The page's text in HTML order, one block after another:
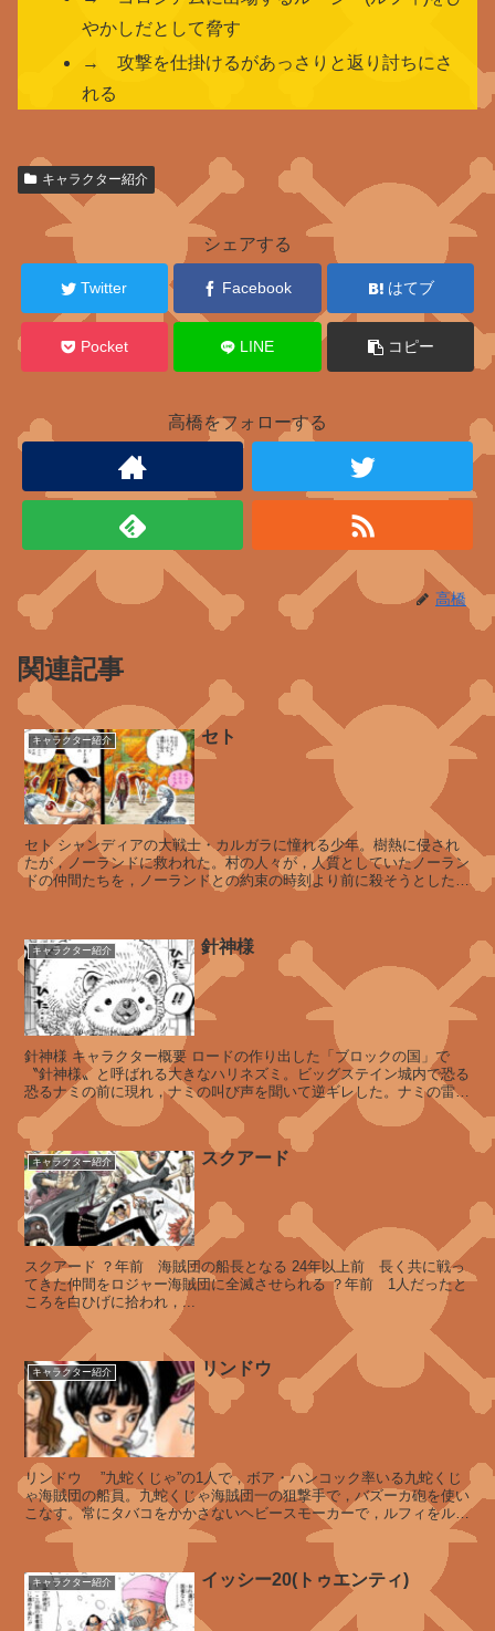
やかしだとして脅す
→ 攻撃を仕掛けるがあっさりと返り討ちにさ
れる
関
連
ー
リ
ー
ロ
ア
ル
ー
シ
ー
レ
ベ
ッ
カ
キ
ャ
ベ
デ
ィ
ュ
ス
レ
イ
マ
バ
ト
ロ
メ
ガ
キャラクター紹介
シェアする
Twitter Facebook はてブ
Pocket LINE コピー
高橋をフォローする
高橋
関連記事
キャラクター紹介 セト
セト シャンディアの大戦士・カルガラに憧れる少年。樹熱に侵され
たが，ノーランドに救われた。村の人々が，人質としていたノーラン
ドの仲間たちを，ノーランドとの約束の時刻より前に殺そうとしたの
キャラクター紹介 針神様
針神様 キャラクター概要 ロードの作り出した「ブロックの国」で
〝針神様〟と呼ばれる大きなハリネズミ。ビッグステイン城内で恐る
恐るナミの前に現れ，ナミの叫び声を聞いて逆ギレした。ナミの雷攻
撃を喰らって気絶した。 ...
キャラクター紹介 スクアード
スクアード ？年前 海賊団の船長となる 24年以上前 長く共に戦っ
てきた仲間をロジャー海賊団に全滅させられる ？年前 1人だったと
ころを白ひげに拾われ，...
キャラクター紹介 リンドウ
リンドウ ”九蛇くじゃ”の1人で，ボア・ハンコック率いる九蛇くじ
ゃ海賊団の船員。九蛇くじゃ海賊団一の狙撃手で，バズーカ砲を使い
こなす。常にタバコをかかさないヘビースモーカーで，ルフィをルス
カイナへ送り届ける船上でル...
キャラクター紹介 イッシー20(トゥエンティ)